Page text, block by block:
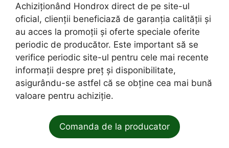
Achiziționând Hondrox direct de pe site-ul
oficial, clienții beneficiază de garanția calității și
au acces la promoții și oferte speciale oferite
periodic de producător. Este important să se
verifice periodic site-ul pentru cele mai recente
informații despre preț și disponibilitate,
asigurându-se astfel că se obține cea mai bună
valoare pentru achiziție.
Comanda de la producator